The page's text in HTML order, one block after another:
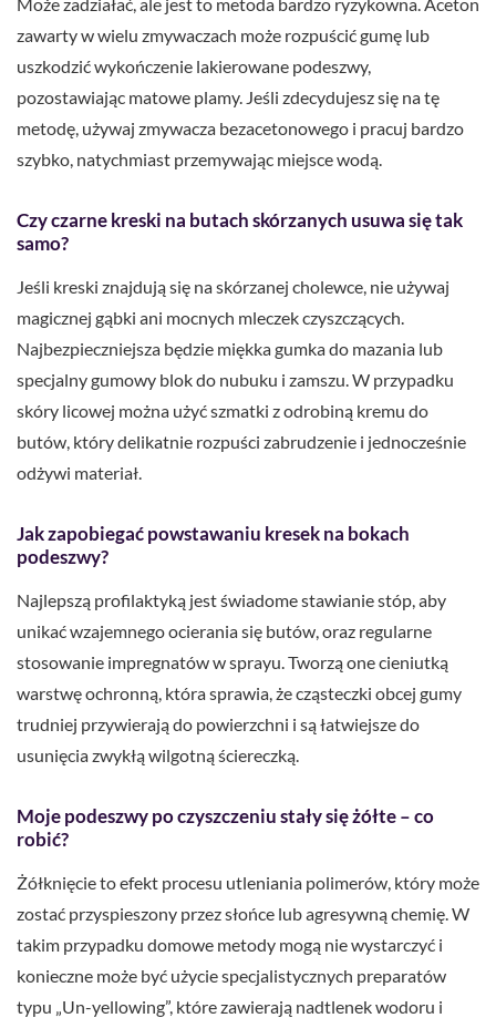
zawarty w wielu zmywaczach może rozpuścić gumę lub
uszkodzić wykończenie lakierowane podeszwy,
pozostawiając matowe plamy. Jeśli zdecydujesz się na tę
metodę, używaj zmywacza bezacetonowego i pracuj bardzo
szybko, natychmiast przemywając miejsce wodą.
Czy czarne kreski na butach skórzanych usuwa się tak
samo?
Jeśli kreski znajdują się na skórzanej cholewce, nie używaj
magicznej gąbki ani mocnych mleczek czyszczących.
Najbezpieczniejsza będzie miękka gumka do mazania lub
specjalny gumowy blok do nubuku i zamszu. W przypadku
skóry licowej można użyć szmatki z odrobiną kremu do
butów, który delikatnie rozpuści zabrudzenie i jednocześnie
odżywi materiał.
Jak zapobiegać powstawaniu kresek na bokach
podeszwy?
Najlepszą profilaktyką jest świadome stawianie stóp, aby
unikać wzajemnego ocierania się butów, oraz regularne
stosowanie impregnatów w sprayu. Tworzą one cieniutką
warstwę ochronną, która sprawia, że cząsteczki obcej gumy
trudniej przywierają do powierzchni i są łatwiejsze do
usunięcia zwykłą wilgotną ściereczką.
Moje podeszwy po czyszczeniu stały się żółte – co
robić?
Żółknięcie to efekt procesu utleniania polimerów, który może
zostać przyspieszony przez słońce lub agresywną chemię. W
takim przypadku domowe metody mogą nie wystarczyć i
konieczne może być użycie specjalistycznych preparatów
typu „Un-yellowing”, które zawierają nadtlenek wodoru i